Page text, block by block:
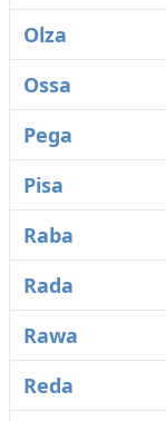
Olza
Ossa
Pega
Pisa
Raba
Rada
Rawa
Reda